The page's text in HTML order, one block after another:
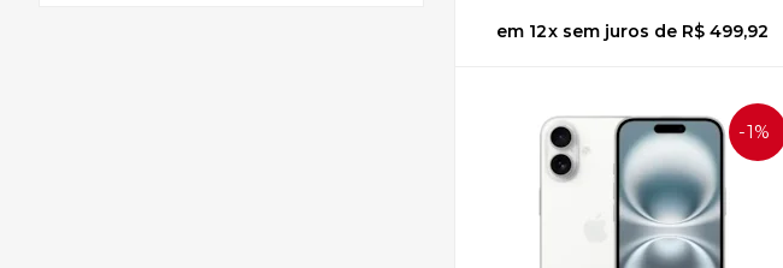
12x de R$ 499,92
sem juros
1%